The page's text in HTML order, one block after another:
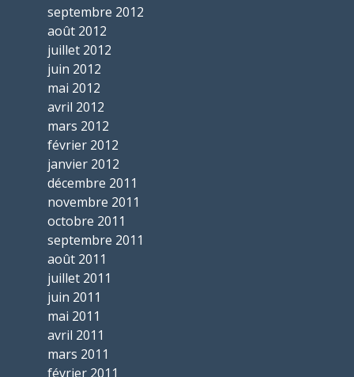
septembre 2012
août 2012
juillet 2012
juin 2012
mai 2012
avril 2012
mars 2012
février 2012
janvier 2012
décembre 2011
novembre 2011
octobre 2011
septembre 2011
août 2011
juillet 2011
juin 2011
mai 2011
avril 2011
mars 2011
février 2011